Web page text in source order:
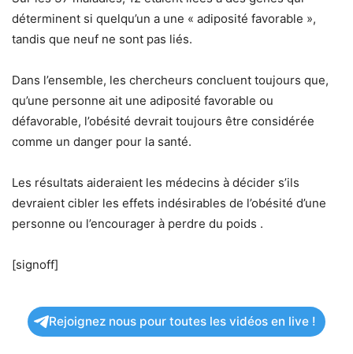
déterminent si quelqu’un a une « adiposité favorable »,
tandis que neuf ne sont pas liés.
Dans l’ensemble, les chercheurs concluent toujours que,
qu’une personne ait une adiposité favorable ou
défavorable, l’obésité devrait toujours être considérée
comme un danger pour la santé.
Les résultats aideraient les médecins à décider s’ils
devraient cibler les effets indésirables de l’obésité d’une
personne ou l’encourager à perdre du poids .
[signoff]
Rejoignez nous pour toutes les vidéos en live !